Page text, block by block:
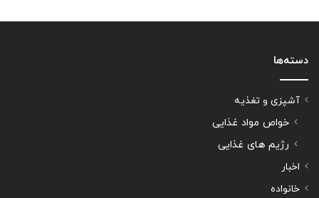
دسته‌ها
آشپزی و تغذیه
خواص مواد غذایی
رژیم های غذایی
اخبار
خانواده